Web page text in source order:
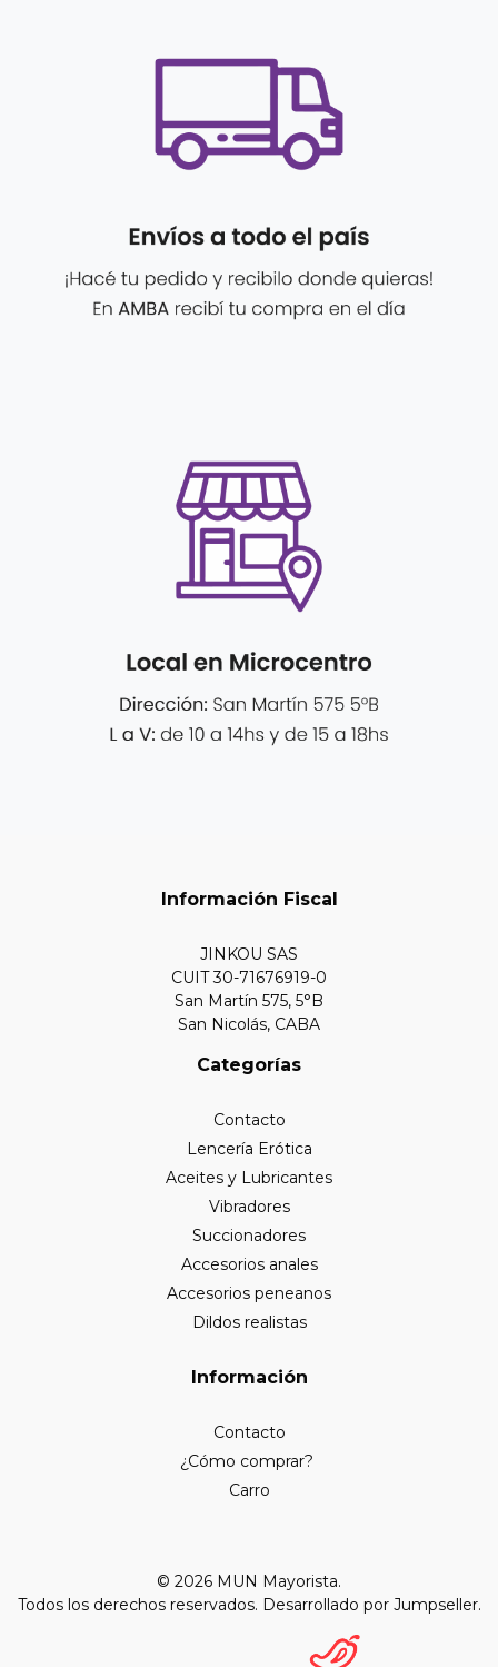
Información Fiscal
JINKOU SAS
CUIT 30-71676919-0
San Martín 575, 5°B
San Nicolás, CABA
Categorías
Contacto
Lencería Erótica
Aceites y Lubricantes
Vibradores
Succionadores
Accesorios anales
Accesorios peneanos
Dildos realistas
Información
Contacto
¿Cómo comprar?
Carro
© 2026 MUN Mayorista.
Todos los derechos reservados. Desarrollado por Jumpseller.